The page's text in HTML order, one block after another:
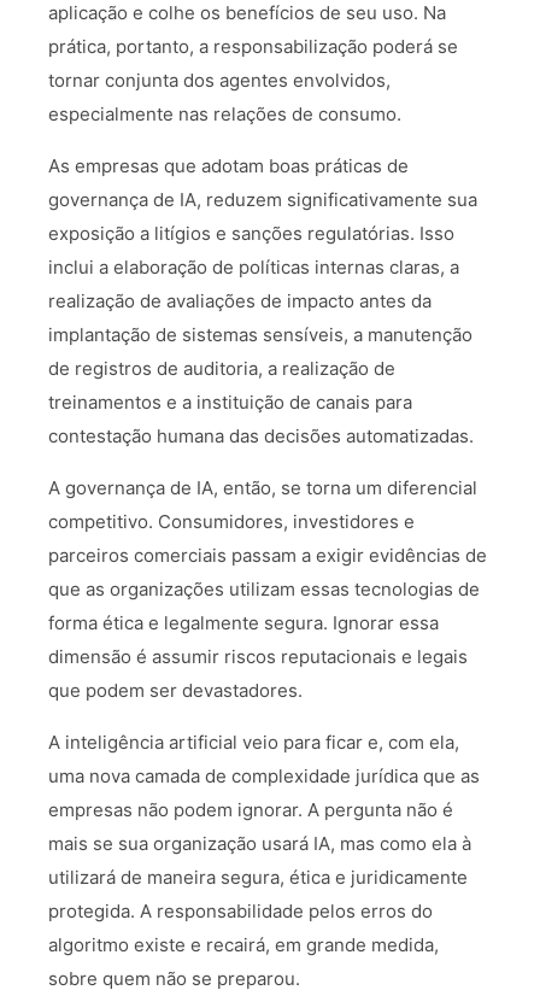
aplicação e colhe os benefícios de seu uso. Na
prática, portanto, a responsabilização poderá se
tornar conjunta dos agentes envolvidos,
especialmente nas relações de consumo.
As empresas que adotam boas práticas de
governança de IA, reduzem significativamente sua
exposição a litígios e sanções regulatórias. Isso
inclui a elaboração de políticas internas claras, a
realização de avaliações de impacto antes da
implantação de sistemas sensíveis, a manutenção
de registros de auditoria, a realização de
treinamentos e a instituição de canais para
contestação humana das decisões automatizadas.
A governança de IA, então, se torna um diferencial
competitivo. Consumidores, investidores e
parceiros comerciais passam a exigir evidências de
que as organizações utilizam essas tecnologias de
forma ética e legalmente segura. Ignorar essa
dimensão é assumir riscos reputacionais e legais
que podem ser devastadores.
A inteligência artificial veio para ficar e, com ela,
uma nova camada de complexidade jurídica que as
empresas não podem ignorar. A pergunta não é
mais se sua organização usará IA, mas como ela à
utilizará de maneira segura, ética e juridicamente
protegida. A responsabilidade pelos erros do
algoritmo existe e recairá, em grande medida,
sobre quem não se preparou.